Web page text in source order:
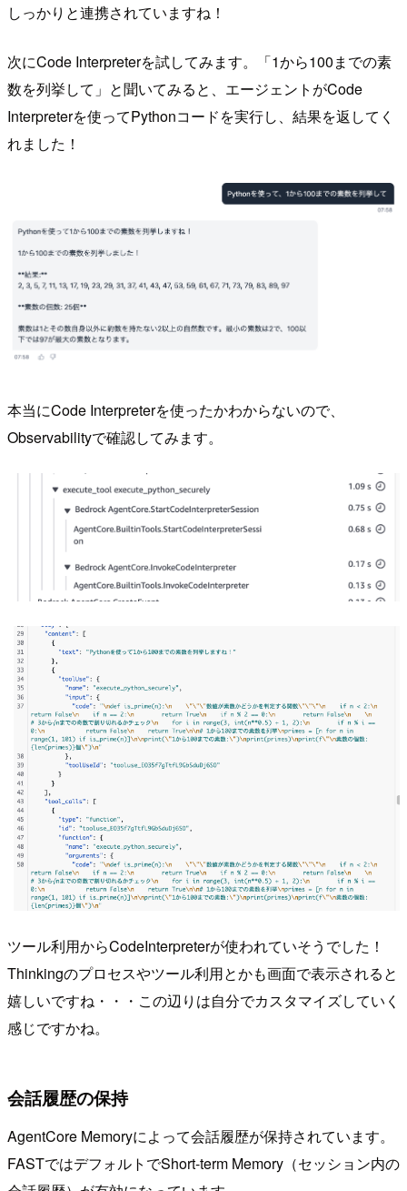
しっかりと連携されていますね！
次にCode Interpreterを試してみます。「1から100までの素
数を列挙して」と聞いてみると、エージェントがCode
Interpreterを使ってPythonコードを実行し、結果を返してく
れました！
本当にCode Interpreterを使ったかわからないので、
Observabilityで確認してみます。
ツール利用からCodeInterpreterが使われていそうでした！
Thinkingのプロセスやツール利用とかも画面で表示されると
嬉しいですね・・・この辺りは自分でカスタマイズしていく
感じですかね。
会話履歴の保持
AgentCore Memoryによって会話履歴が保持されています。
FASTではデフォルトでShort-term Memory（セッション内の